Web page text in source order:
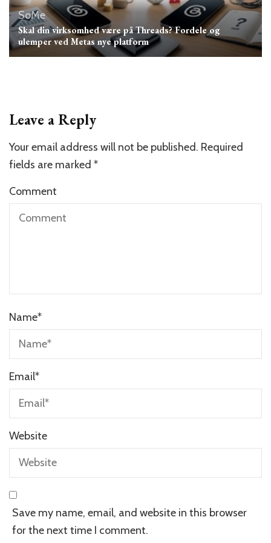
SoMe
Skal din virksomhed være på Threads? Fordele og
ulemper ved Metas nye platform
Leave a Reply
Your email address will not be published. Required
fields are marked *
Comment
Name*
Email*
Website
Save my name, email, and website in this browser
for the next time I comment.